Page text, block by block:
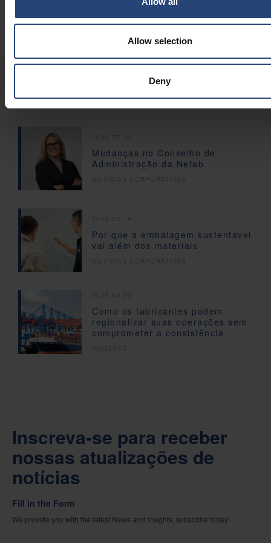
Allow selection
Deny
250 especialistas em
engenharia em mais de 30 locais
Mudanças no Conselho de
Administração da Nefab
Por que a embalagem sustentável
vai além dos materiais
Como os fabricantes podem
regionalizar suas operações sem
comprometer a consistência
Inscreva-se para receber
nossas atualizações de
notícias
Fill in the Form
We provide you with the latest News and Insights, subscribe today!